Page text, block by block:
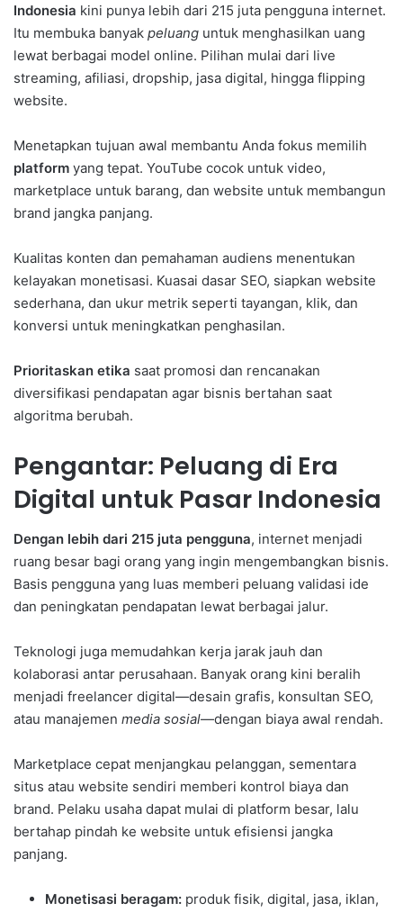
Indonesia kini punya lebih dari 215 juta pengguna internet.
Itu membuka banyak peluang untuk menghasilkan uang
lewat berbagai model online. Pilihan mulai dari live
streaming, afiliasi, dropship, jasa digital, hingga flipping
website.
Menetapkan tujuan awal membantu Anda fokus memilih
platform yang tepat. YouTube cocok untuk video,
marketplace untuk barang, dan website untuk membangun
brand jangka panjang.
Kualitas konten dan pemahaman audiens menentukan
kelayakan monetisasi. Kuasai dasar SEO, siapkan website
sederhana, dan ukur metrik seperti tayangan, klik, dan
konversi untuk meningkatkan penghasilan.
Prioritaskan etika saat promosi dan rencanakan
diversifikasi pendapatan agar bisnis bertahan saat
algoritma berubah.
Pengantar: Peluang di Era
Digital untuk Pasar Indonesia
Dengan lebih dari 215 juta pengguna, internet menjadi
ruang besar bagi orang yang ingin mengembangkan bisnis.
Basis pengguna yang luas memberi peluang validasi ide
dan peningkatan pendapatan lewat berbagai jalur.
Teknologi juga memudahkan kerja jarak jauh dan
kolaborasi antar perusahaan. Banyak orang kini beralih
menjadi freelancer digital—desain grafis, konsultan SEO,
atau manajemen media sosial—dengan biaya awal rendah.
Marketplace cepat menjangkau pelanggan, sementara
situs atau website sendiri memberi kontrol biaya dan
brand. Pelaku usaha dapat mulai di platform besar, lalu
bertahap pindah ke website untuk efisiensi jangka
panjang.
Monetisasi beragam: produk fisik, digital, jasa, iklan,